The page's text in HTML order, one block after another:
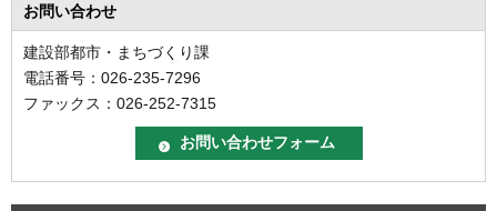
お問い合わせ
建設部都市・まちづくり課
電話番号：026-235-7296
ファックス：026-252-7315